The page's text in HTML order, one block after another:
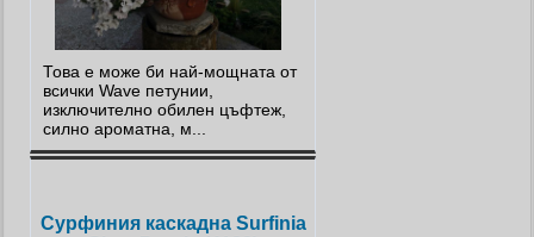
Това е може би най-мощната от
всички Wave петунии,
изключително обилен цъфтеж,
силно ароматна, м...
Сурфиния каскадна Surfinia